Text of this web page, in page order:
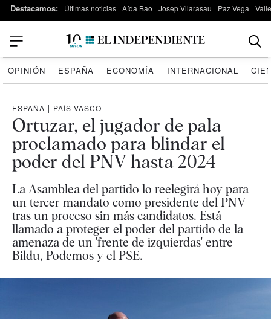
Destacamos: Últimas noticias Aída Bao Josep Vilarasau Paz Vega
OPINIÓN ESPAÑA ECONOMÍA INTERNACIONAL
ESPAÑA | PAÍS VASCO
Ortuzar, el jugador de pala
proclamado para blindar el
poder del PNV hasta 2024
La Asamblea del partido lo reelegirá hoy para
un tercer mandato como presidente del PNV
tras un proceso sin más candidatos. Está
llamado a proteger el poder del partido de la
amenaza de un 'frente de izquierdas' entre
Bildu, Podemos y el PSE.